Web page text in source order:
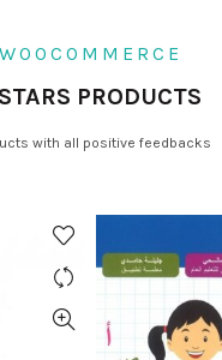
WOOCOMMERCE
PRODUCTS
with all positive feedbacks